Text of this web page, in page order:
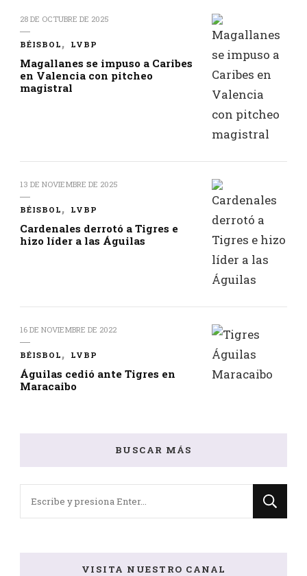
28 DE OCTUBRE DE 2025
BÉISBOL LVBP
Magallanes se impuso a Caribes
en Valencia con pitcheo
magistral
13 DE NOVIEMBRE DE 2025
BÉISBOL LVBP
Cardenales derrotó a Tigres e
hizo líder a las Águilas
16 DE NOVIEMBRE DE 2022
BÉISBOL LVBP
Águilas cedió ante Tigres en
Maracaibo
BUSCAR MÁS
VISITA NUESTRO CANAL